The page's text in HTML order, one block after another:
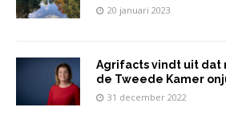
20 januari 2023
Agrifacts vindt uit dat
de Tweede Kamer
31 december 2022